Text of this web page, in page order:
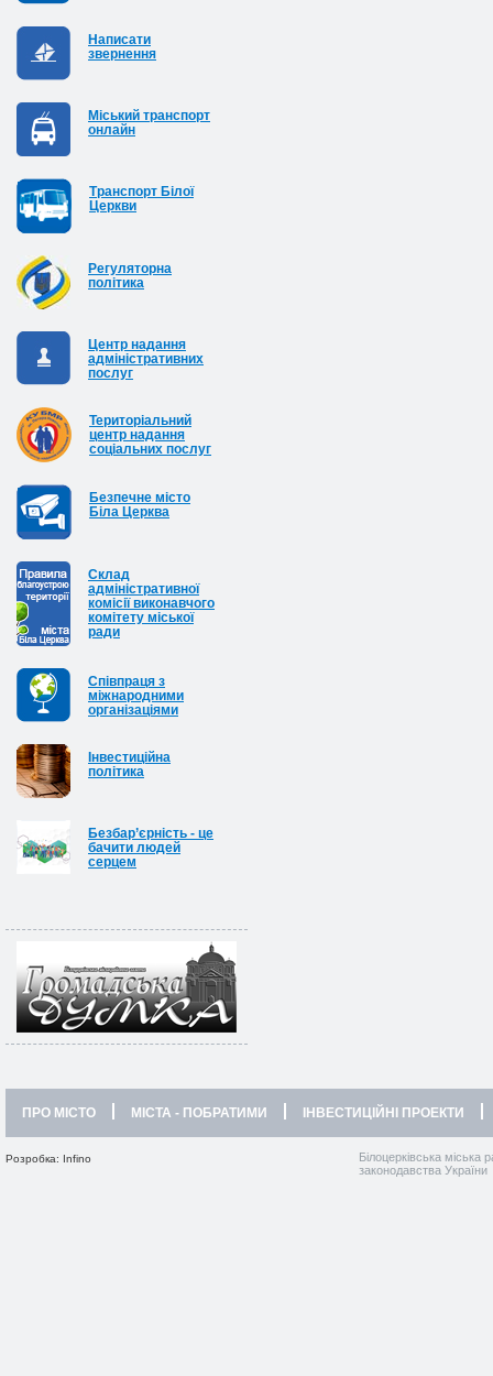
Написати
звернення
Міський транспорт
онлайн
Транспорт Білої
Церкви
Регуляторна
політика
Центр надання
адміністративних
послуг
Територіальний
центр надання
соціальних послуг
Безпечне місто
Біла Церква
Cклад
адміністративної
комісії виконавчого
комітету міської
ради
Співпраця з
міжнародними
організаціями
Інвестиційна
політика
Безбар’єрність - це
бачити людей
серцем
ПРО МІСТО МІСТА - ПОБРАТИМИ ІНВЕСТИЦІЙНІ ПРОЕКТИ
Розробка: Infino
Білоцерківська міська
законодавства України